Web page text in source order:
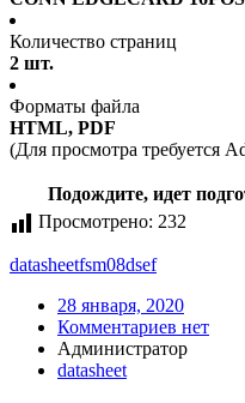
Количество страниц
2 шт.
Форматы файла
HTML, PDF
(Для просмотра требуется
Подождите, идет
Просмотрено: 232
datasheetfsm08dsef
28 января, 2020
Комментариев нет
Администратор
datasheet